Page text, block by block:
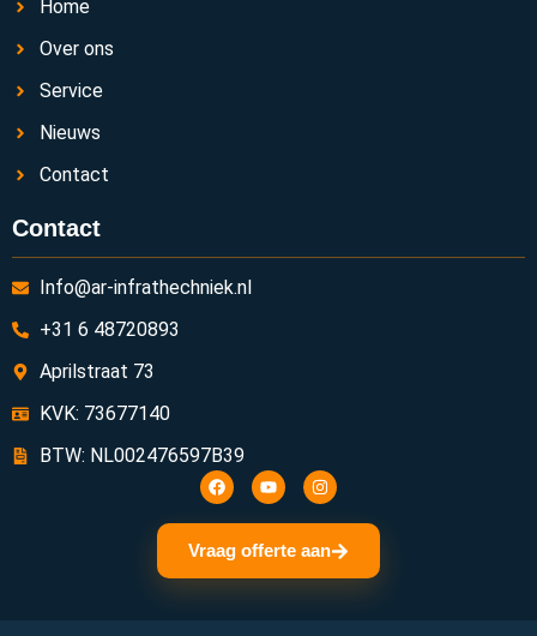
Home
Over ons
Service
Nieuws
Contact
Contact
Info@ar-infrathechniek.nl
+31 6 48720893
Aprilstraat 73
KVK: 73677140
BTW: NL002476597B39
Vraag offerte aan